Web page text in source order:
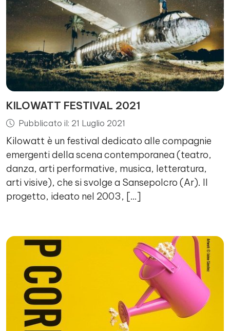
KILOWATT FESTIVAL 2021
Pubblicato il: 21 Luglio 2021
Kilowatt è un festival dedicato alle compagnie
emergenti della scena contemporanea (teatro,
danza, arti performative, musica, letteratura,
arti visive), che si svolge a Sansepolcro (Ar). Il
progetto, ideato nel 2003, […]